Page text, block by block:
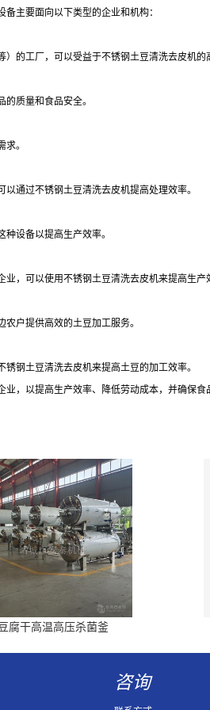
主要面向以下类型的企业和机构：
的工厂，可以受益于不锈钢土豆清洗去皮机的
质量和食品安全。
。
通过不锈钢土豆清洗去皮机提高处理效率。
设备以提高生产效率。
，可以使用不锈钢土豆清洗去皮机来提高生产
户提供高效的土豆加工服务。
钢土豆清洗去皮机来提高土豆的加工效率。
，以提高生产效率、降低劳动成本，并确保食
腐干高温高压杀菌釜
咨询